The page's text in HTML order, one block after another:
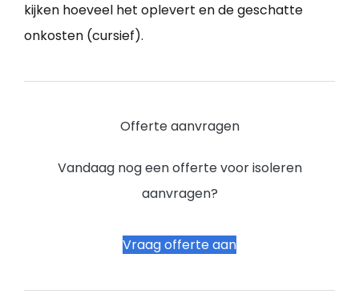
kijken hoeveel het oplevert en de geschatte
onkosten (cursief).
Offerte aanvragen
Vandaag nog een offerte voor isoleren
aanvragen?
Vraag offerte aan